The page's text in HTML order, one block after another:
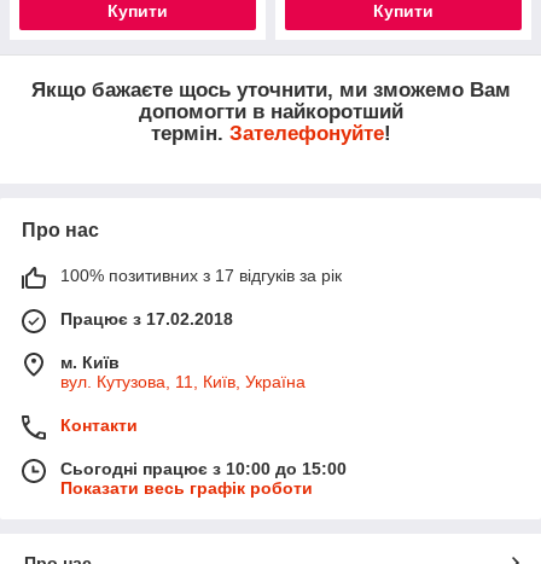
Купити Купити
Якщо бажаєте щось уточнити, ми зможемо Вам
допомогти в найкоротший
термін. Зателефонуйте!
Про нас
100% позитивних з 17 відгуків за рік
Працює з 17.02.2018
м. Київ
вул. Кутузова, 11, Київ, Україна
Контакти
Сьогодні працює з 10:00 до 15:00
Показати весь графік роботи